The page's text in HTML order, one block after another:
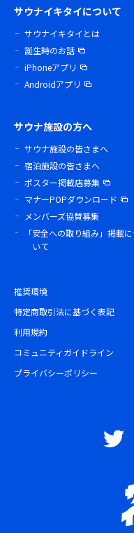
サウナイキタイについて
サウナイキタイとは
誕生時のお話
iPhoneアプリ
Androidアプリ
サウナ施設の方へ
サウナ施設の皆さまへ
宿泊施設の皆さまへ
ポスター掲載店募集
マナーPOPダウンロード
メンバーズ協賛募集
「安全への取り組み」掲載
いて
推奨環境
特定商取引法に基づく表記
利用規約
コミュニティガイドライン
プライバシーポリシー